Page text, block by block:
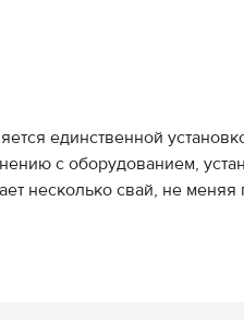
единственной
с оборудованием,
несколько свай, не меняя